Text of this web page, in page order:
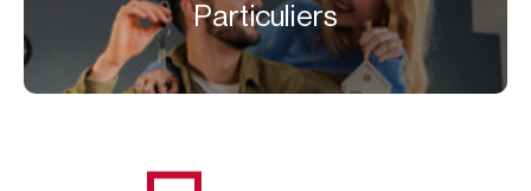
Particuliers